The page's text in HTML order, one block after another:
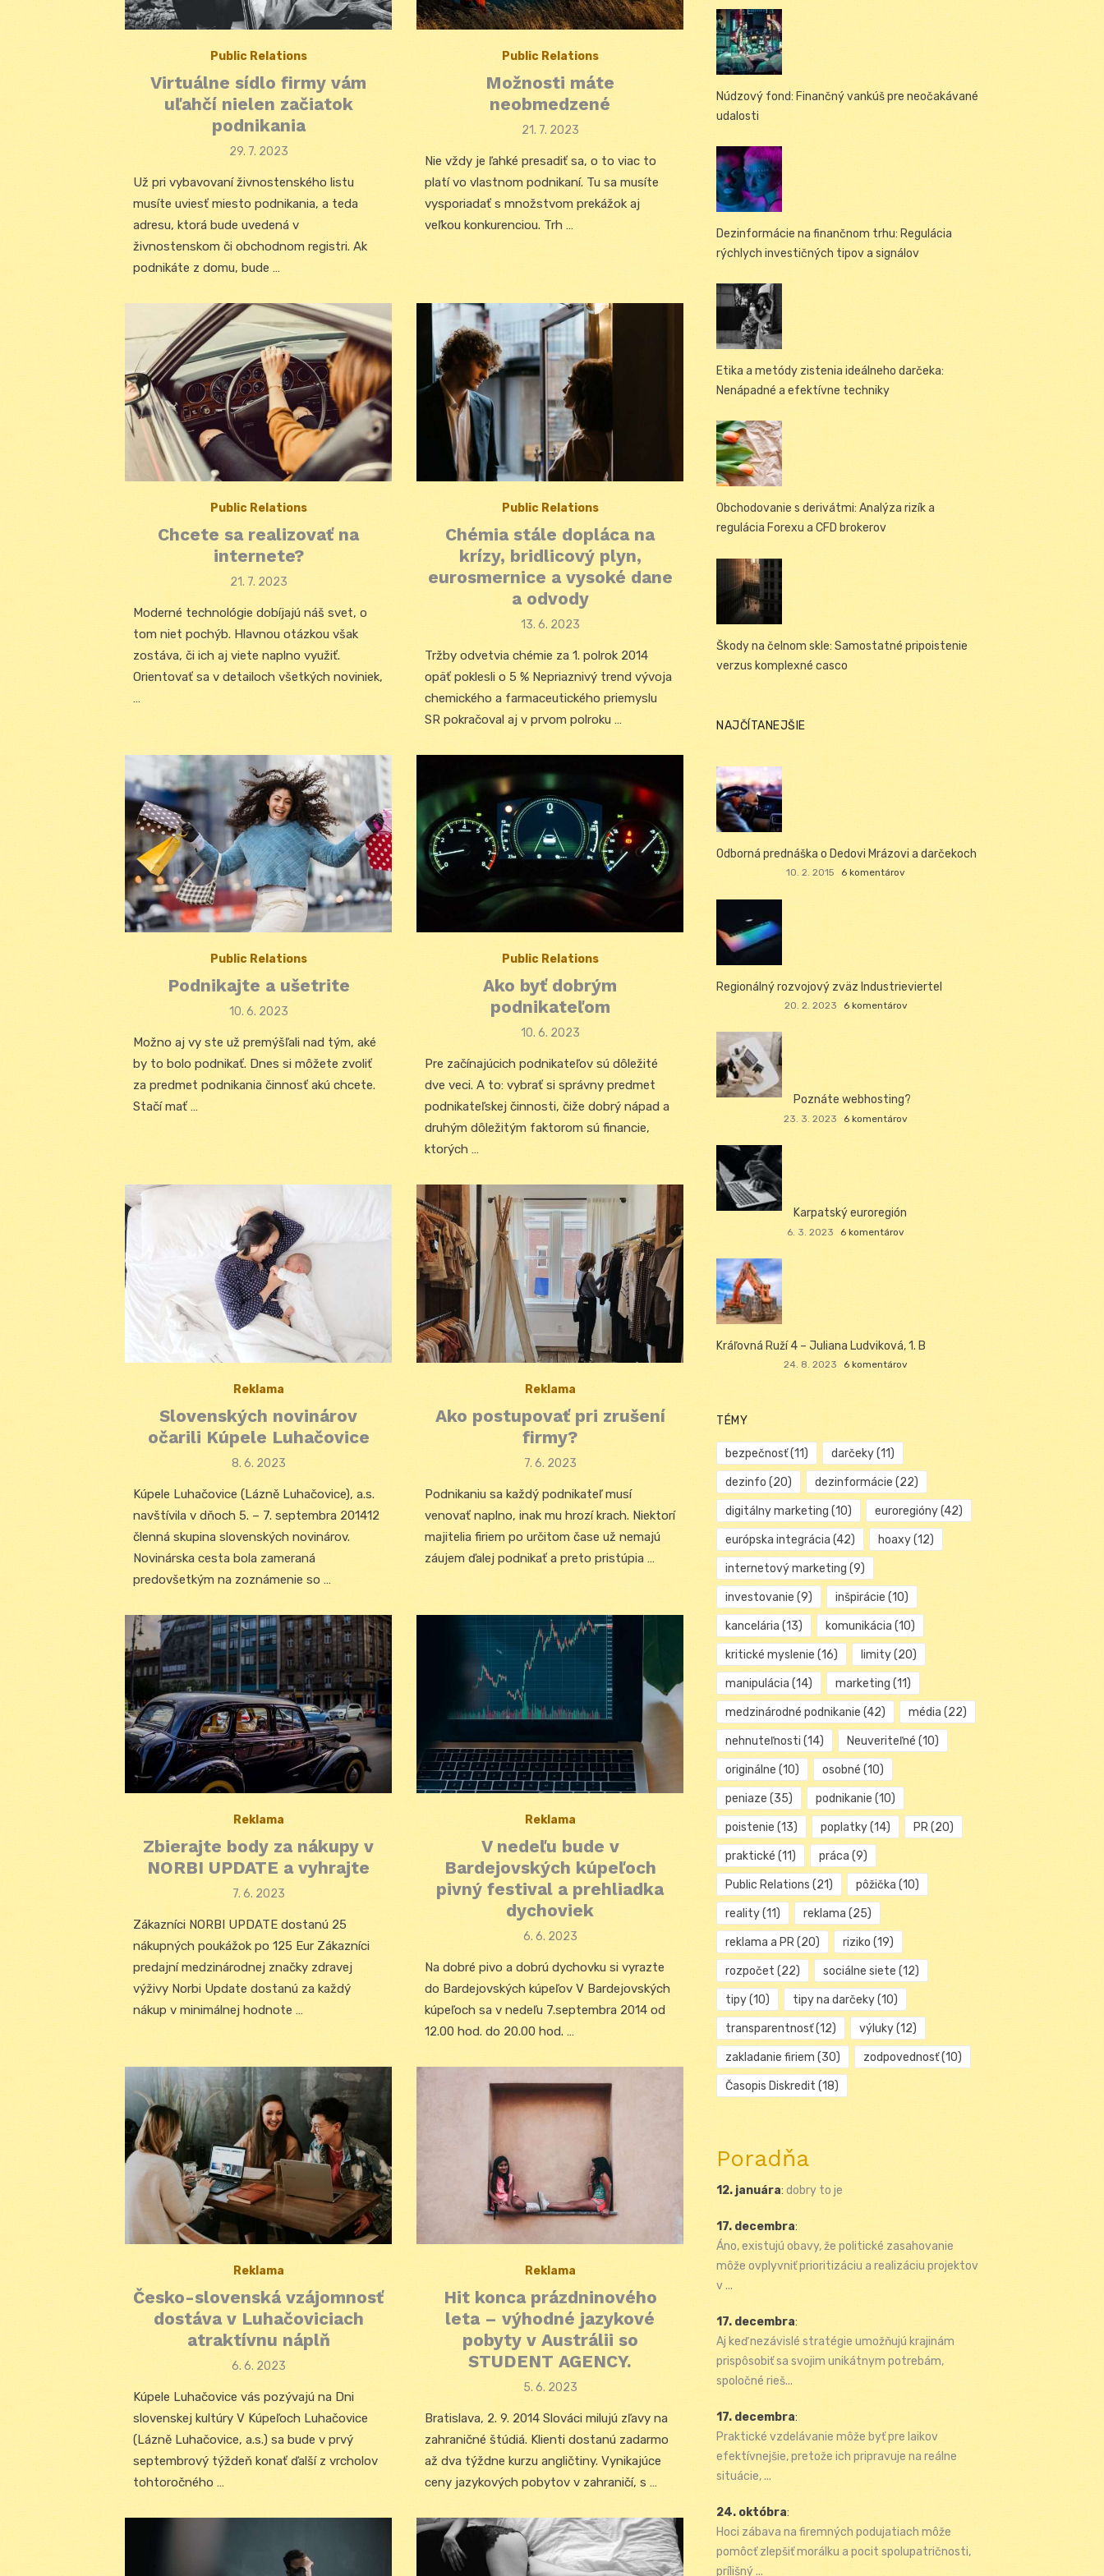
Public Relations
Virtuálne sídlo firmy vám
uľahčí nielen začiatok
podnikania
Posted
29. 7. 2023
Už pri vybavovaní živnostenského listu
musíte uviesť miesto podnikania, a teda
adresu, ktorá bude uvedená v
živnostenskom či obchodnom registri. Ak
podnikáte z domu, bude …
Public Relations
Možnosti máte
neobmedzené
Posted
21. 7. 2023
Nie vždy je ľahké presadiť sa, o to viac to
platí vo vlastnom podnikaní. Tu sa musíte
vysporiadať s množstvom prekážok aj
veľkou konkurenciou. Trh …
Public Relations
Chcete sa realizovať na
internete?
Posted
21. 7. 2023
Moderné technológie dobíjajú náš svet, o
tom niet pochýb. Hlavnou otázkou však
zostáva, či ich aj viete naplno využiť.
Orientovať sa v detailoch všetkých noviniek,
…
Public Relations
Chémia stále dopláca na
krízy, bridlicový plyn,
eurosmernice a vysoké dane
a odvody
Posted
13. 6. 2023
Tržby odvetvia chémie za 1. polrok 2014
opäť poklesli o 5 % Nepriaznivý trend vývoja
chemického a farmaceutického priemyslu
SR pokračoval aj v prvom polroku …
Public Relations
Podnikajte a ušetrite
Posted
10. 6. 2023
Možno aj vy ste už premýšľali nad tým, aké
by to bolo podnikať. Dnes si môžete zvoliť
za predmet podnikania činnosť akú chcete.
Stačí mať …
Public Relations
Ako byť dobrým
podnikateľom
Posted
10. 6. 2023
Pre začínajúcich podnikateľov sú dôležité
dve veci. A to: vybrať si správny predmet
podnikateľskej činnosti, čiže dobrý nápad a
druhým dôležitým faktorom sú financie,
ktorých …
Reklama
Slovenských novinárov
očarili Kúpele Luhačovice
Posted
8. 6. 2023
Kúpele Luhačovice (Lázně Luhačovice), a.s.
navštívila v dňoch 5. – 7. septembra 201412
členná skupina slovenských novinárov.
Novinárska cesta bola zameraná
predovšetkým na zoznámenie so …
Reklama
Ako postupovať pri zrušení
firmy?
Posted
7. 6. 2023
Podnikaniu sa každý podnikateľ musí
venovať naplno, inak mu hrozí krach. Niektorí
majitelia firiem po určitom čase už nemajú
záujem ďalej podnikať a preto pristúpia …
Reklama
Zbierajte body za nákupy v
NORBI UPDATE a vyhrajte
Posted
7. 6. 2023
Zákazníci NORBI UPDATE dostanú 25
nákupných poukážok po 125 Eur Zákazníci
predajní medzinárodnej značky zdravej
výživy Norbi Update dostanú za každý
nákup v minimálnej hodnote …
Reklama
V nedeľu bude v
Bardejovských kúpeľoch
pivný festival a prehliadka
dychoviek
Posted
6. 6. 2023
Na dobré pivo a dobrú dychovku si vyrazte
do Bardejovských kúpeľov V Bardejovských
kúpeľoch sa v nedeľu 7.septembra 2014 od
12.00 hod. do 20.00 hod. …
Reklama
Česko-slovenská vzájomnosť
dostáva v Luhačoviciach
atraktívnu náplň
Posted
6. 6. 2023
Kúpele Luhačovice vás pozývajú na Dni
slovenskej kultúry V Kúpeľoch Luhačovice
(Lázně Luhačovice, a.s.) sa bude v prvý
septembrový týždeň konať ďalší z vrcholov
tohtoročného …
Reklama
Hit konca prázdninového
leta – výhodné jazykové
pobyty v Austrálii so
STUDENT AGENCY.
Posted
5. 6. 2023
Bratislava, 2. 9. 2014 Slováci milujú zľavy na
zahraničné štúdiá. Klienti dostanú zadarmo
až dva týždne kurzu angličtiny. Vynikajúce
ceny jazykových pobytov v zahraničí, s …
Núdzový fond: Finančný vankúš pre neočakávané
udalosti
Dezinformácie na finančnom trhu: Regulácia
rýchlych investičných tipov a signálov
Etika a metódy zistenia ideálneho darčeka:
Nenápadné a efektívne techniky
Obchodovanie s derivátmi: Analýza rizík a
regulácia Forexu a CFD brokerov
Škody na čelnom skle: Samostatné pripoistenie
verzus komplexné casco
NAJČÍTANEJŠIE
Odborná prednáška o Dedovi Mrázovi a darčekoch
10. 2. 2015 6 komentárov
Regionálný rozvojový zväz Industrieviertel
20. 2. 2023 6 komentárov
Poznáte webhosting?
23. 3. 2023 6 komentárov
Karpatský euroregión
6. 3. 2023 6 komentárov
Kráľovná Ruží 4 – Juliana Ludviková, 1. B
24. 8. 2023 6 komentárov
TÉMY
bezpečnosť(11) darčeky(11)
dezinfo (20) dezinformácie (22)
digitálny marketing (10) euroregióny(42)
európska integrácia (42) hoaxy(12)
internetový marketing (9)
investovanie (9) inšpirácie (10)
kancelária (13) komunikácia (10)
kritické myslenie (16) limity(20)
manipulácia (14) marketing (11)
medzinárodné podnikanie (42) média (22)
nehnuteľnosti (14) Neuveriteľné (10)
originálne (10) osobné (10)
peniaze (35) podnikanie (10)
poistenie (13) poplatky(14) PR(20)
praktické (11) práca (9)
Public Relations (21) pôžička (10)
reality(11) reklama (25)
reklama a PR(20) riziko (19)
rozpočet (22) sociálne siete (12)
tipy(10) tipy na darčeky(10)
transparentnosť(12) výluky(12)
zakladanie firiem (30) zodpovednosť(10)
Časopis Diskredit (18)
Poradňa
12. januára: dobry to je
17. decembra:
Áno, existujú obavy, že politické zasahovanie
môže ovplyvniť prioritizáciu a realizáciu projektov
v ...
17. decembra:
Aj keď nezávislé stratégie umožňujú krajinám
prispôsobiť sa svojim unikátnym potrebám,
spoločné rieš...
17. decembra:
Praktické vzdelávanie môže byť pre laikov
efektívnejšie, pretože ich pripravuje na reálne
situácie, ...
24. októbra:
Hoci zábava na firemných podujatiach môže
pomôcť zlepšiť morálku a pocit spolupatričnosti,
prílišný ...